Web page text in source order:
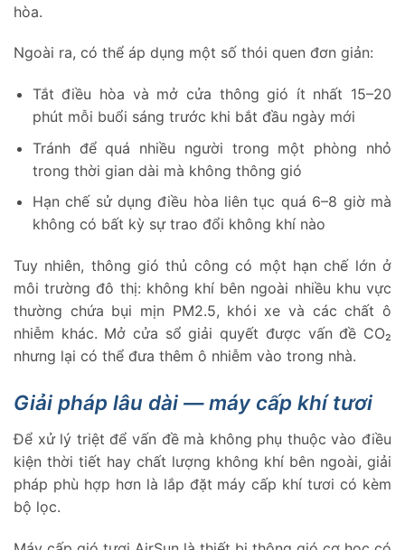
hòa.
Ngoài ra, có thể áp dụng một số thói quen đơn giản:
Tắt điều hòa và mở cửa thông gió ít nhất 15–20
phút mỗi buổi sáng trước khi bắt đầu ngày mới
Tránh để quá nhiều người trong một phòng nhỏ
trong thời gian dài mà không thông gió
Hạn chế sử dụng điều hòa liên tục quá 6–8 giờ mà
không có bất kỳ sự trao đổi không khí nào
Tuy nhiên, thông gió thủ công có một hạn chế lớn ở
môi trường đô thị: không khí bên ngoài nhiều khu vực
thường chứa bụi mịn PM2.5, khói xe và các chất ô
nhiễm khác. Mở cửa sổ giải quyết được vấn đề CO₂
nhưng lại có thể đưa thêm ô nhiễm vào trong nhà.
Giải pháp lâu dài — máy cấp khí tươi
Để xử lý triệt để vấn đề mà không phụ thuộc vào điều
kiện thời tiết hay chất lượng không khí bên ngoài, giải
pháp phù hợp hơn là lắp đặt máy cấp khí tươi có kèm
bộ lọc.